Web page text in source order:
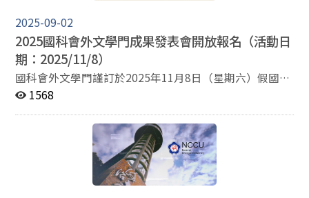
https://reurl.cc/Vm85EZ-new link 官方網站：
https://2025criticalcanonssymposium.wordpress.com
聯絡信箱：Ken Wu（英文系）:
110551502@g.nccu.edu.tw / 姜芃（哲學
系）: 111154003@nccu.edu.tw
2025-09-02
2025國科會外文學門成果發表會開放報名（活動日
期：2025/11/8）
國科會外文學門謹訂於2025年11月8日（星期六）假國立
政治大學行政大樓舉辦「國科會人文處外文學門111-113
人文處外文學門主辦，國立政治大學英國語文學系承辦。
議程涵蓋英美文學、文化研究、文學理論、第二外語、族
裔離散與跨文化研究等多元主題，邀請計畫主持人發表研
究成果，並透過現場互動，促進學術交流。圓桌論壇以
「人文研究的明天過後」為題，邀集資深傑出學者就人文
1568